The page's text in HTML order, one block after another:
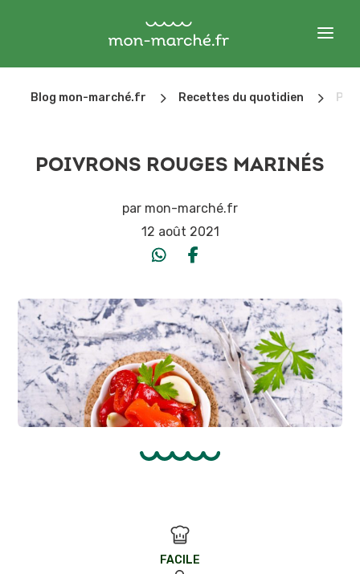
Blog mon-marché.fr 5 Recettes du quotidien 5
POIVRONS ROUGES MARINÉS
par mon-marché.fr
12 août 2021
FACILE